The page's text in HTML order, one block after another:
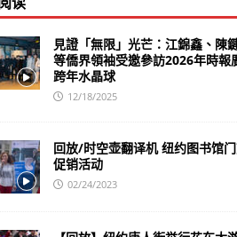
見證「無限」光芒：江錦鑫、陳
等僑界領袖受邀參訪2026年時報
跨年水晶球
12/18/2025
回放/时空壶翻译机 纽约图书馆
促销活动
02/24/2023